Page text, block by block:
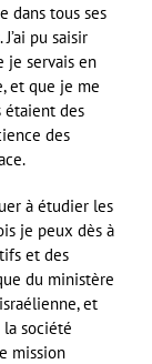
dans tous ses
pu saisir
je servais en
et que je me
étaient des
des
à étudier les
je peux dès à
et des
du ministère
et
société
mission